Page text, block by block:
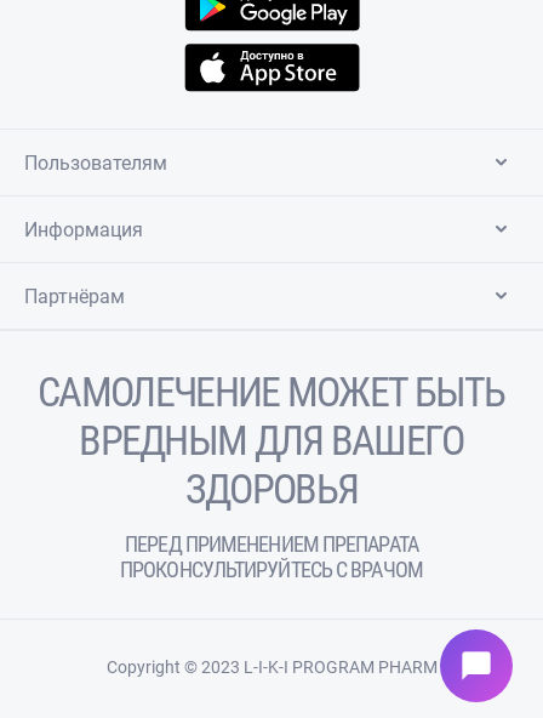
Пользователям
Информация
Партнёрам
САМОЛЕЧЕНИЕ МОЖЕТ БЫТЬ
ВРЕДНЫМ ДЛЯ ВАШЕГО
ЗДОРОВЬЯ
ПЕРЕД ПРИМЕНЕНИЕМ ПРЕПАРАТА
ПРОКОНСУЛЬТИРУЙТЕСЬ С ВРАЧОМ
Copyright © 2023 L-I-K-I PROGRAM PHARM chat_bubble